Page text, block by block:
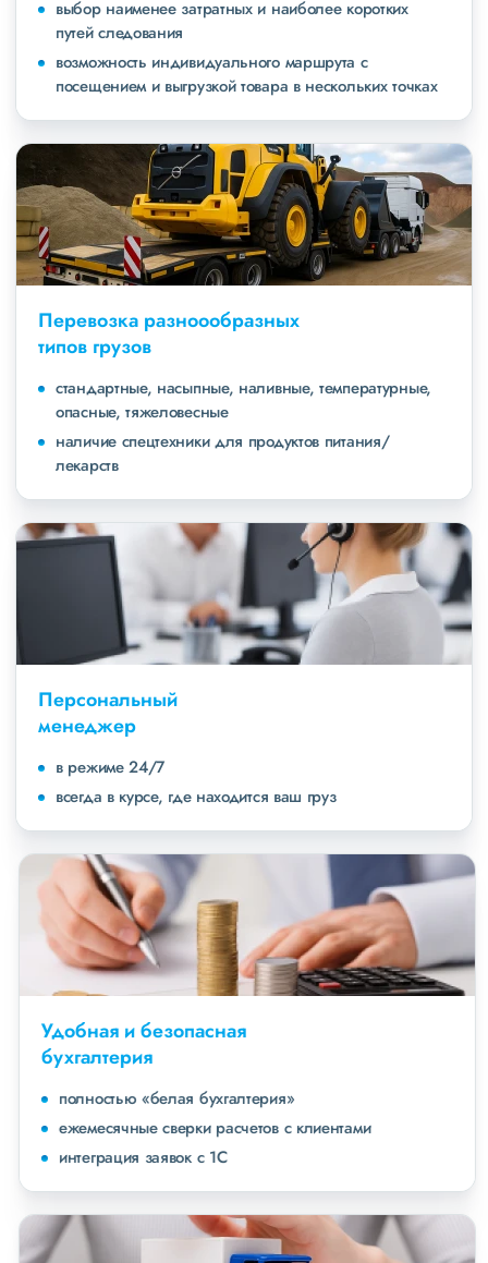
выбор наименее затратных и наиболее коротких
путей следования
возможность индивидуального маршрута с
посещением и выгрузкой товара в нескольких точках
Перевозка разноообразных
типов грузов
стандартные, насыпные, наливные, температурные,
опасные, тяжеловесные
наличие спецтехники для продуктов питания/
лекарств
Персональный
менеджер
в режиме 24/7
всегда в курсе, где находится ваш груз
Удобная и безопасная
бухгалтерия
полностью «белая бухгалтерия»
ежемесячные сверки расчетов с клиентами
интеграция заявок с 1С